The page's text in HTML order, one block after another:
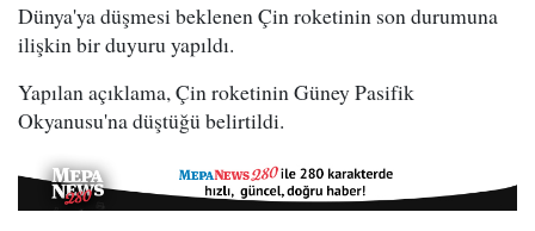
Dünya'ya düşmesi beklenen Çin roketinin son durumuna
ilişkin bir duyuru yapıldı.
Yapılan açıklama, Çin roketinin Güney Pasifik
Okyanusu'na düştüğü belirtildi.